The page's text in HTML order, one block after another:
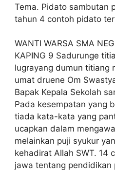
Tema. Pidato sambutan
tahun 4 contoh pidato
WANTI WARSA SMA
KAPING 9 Sadurunge
lugrayang dumun titiang
umat druene Om
Bapak Kepala Sekolah
Pada kesempatan yang
tiada kata-kata yang
ucapkan dalam
melainkan puji syukur
kehadirat Allah SWT. 14
jawa tentang pendidikan